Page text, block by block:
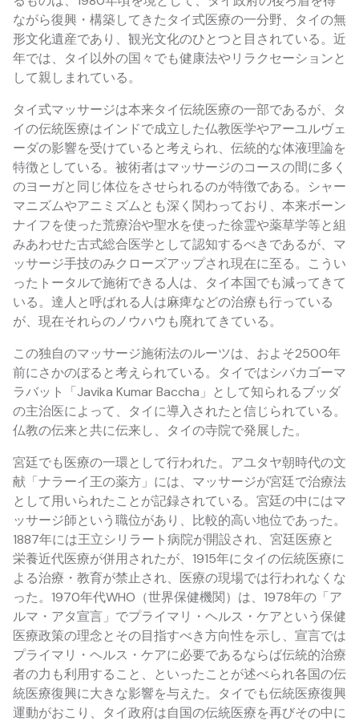
ながら復興・構築してきたタイ式医療の一分野、タイの無
形文化遺産であり、観光文化のひとつと目されている。近
年では、タイ以外の国々でも健康法やリラクセーションと
して親しまれている。
タイ式マッサージは本来タイ伝統医療の一部であるが、タ
イの伝統医療はインドで成立した仏教医学やアーユルヴェ
ーダの影響を受けていると考えられ、伝統的な体液理論を
特徴としている。被術者はマッサージのコースの間に多く
のヨーガと同じ体位をさせられるのが特徴である。シャー
マニズムやアニミズムとも深く関わっており、本来ボーン
ナイフを使った荒療治や聖水を使った徐霊や薬草学等と組
みあわせた古式総合医学として認知するべきであるが、マ
ッサージ手技のみクローズアップされ現在に至る。こうい
ったトータルで施術できる人は、タイ本国でも減ってきて
いる。達人と呼ばれる人は麻痺などの治療も行っている
が、現在それらのノウハウも廃れてきている。
この独自のマッサージ施術法のルーツは、およそ2500年
前にさかのぼると考えられている。タイではシバカゴーマ
ラバット「Javika Kumar Baccha」として知られるブッダ
の主治医によって、タイに導入されたと信じられている。
仏教の伝来と共に伝来し、タイの寺院で発展した。
宮廷でも医療の一環として行われた。アユタヤ朝時代の文
献「ナラーイ王の薬方」には、マッサージが宮廷で治療法
として用いられたことが記録されている。宮廷の中にはマ
ッサージ師という職位があり、比較的高い地位であった。
1887年には王立シリラート病院が開設され、宮廷医療と
栄養近代医療が併用されたが、1915年にタイの伝統医療に
よる治療・教育が禁止され、医療の現場では行われなくな
った。1970年代WHO（世界保健機関）は、1978年の「ア
ルマ・アタ宣言」でプライマリ・ヘルス・ケアという保健
医療政策の理念とその目指すべき方向性を示し、宣言では
プライマリ・ヘルス・ケアに必要であるならば伝統的治療
者の力も利用すること、といったことが述べられ各国の伝
統医療復興に大きな影響を与えた。タイでも伝統医療復興
運動がおこり、タイ政府は自国の伝統医療を再びその中に